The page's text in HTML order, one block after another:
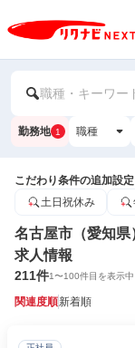
職種・キーワー
勤務地 1 職種
こだわり条件の追加設
土日祝休み
名古屋市（愛知県
求人情報
211件1〜100件目を表示中
関連度順新着順